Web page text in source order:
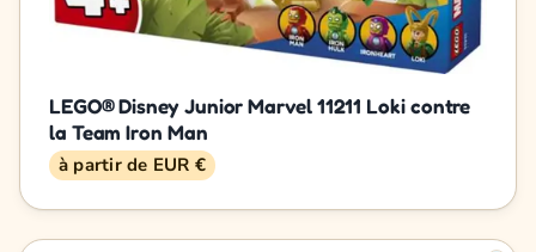
LEGO® Disney Junior Marvel 11211 Loki contre
la Team Iron Man
à partir de EUR €